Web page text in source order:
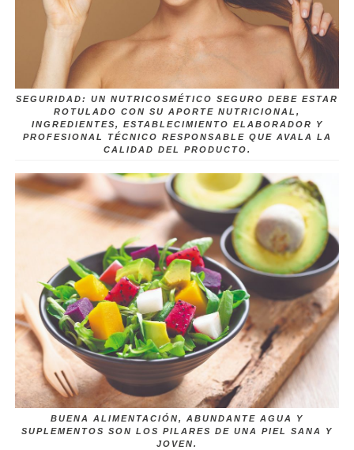
SEGURIDAD: UN NUTRICOSMÉTICO SEGURO DEBE ESTAR
ROTULADO CON SU APORTE NUTRICIONAL,
INGREDIENTES, ESTABLECIMIENTO ELABORADOR Y
PROFESIONAL TÉCNICO RESPONSABLE QUE AVALA LA
CALIDAD DEL PRODUCTO.
BUENA ALIMENTACIÓN, ABUNDANTE AGUA Y
SUPLEMENTOS SON LOS PILARES DE UNA PIEL SANA Y
JOVEN.